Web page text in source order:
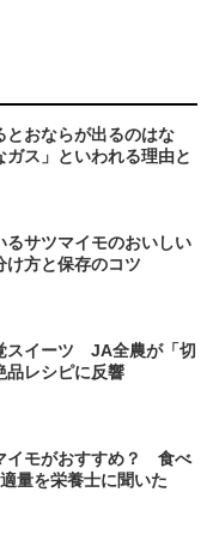
とおならが出るのはな
ス」といわれる理由と
るサツマイモのおいしい
方と保存のコツ
スイーツ JA全農が「切
品レシピに反響
イモがおすすめ？ 食べ
量を栄養士に聞いた